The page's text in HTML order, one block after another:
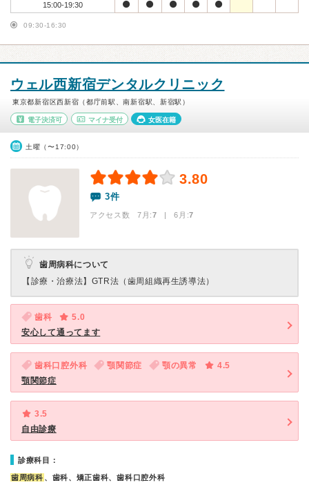
15:00-19:30
09:30-16:30
ウェル西新宿デンタルクリニック
東京都新宿区西新宿（都庁前駅、南新宿駅、新宿駅）
電子決済可 マイナ受付 女医在籍
土曜（〜17:00）
3.80
3件
アクセス数 7月:7 | 6月:7
歯周病科について
【診療・治療法】 GTR法（歯周組織再生誘導法）
歯科
5.0
安心して通ってます
歯科口腔外科 顎関節症 顎の異常
4.5
顎関節症
3.5
自由診療
診療科目：
歯周病科 、歯科、矯正歯科、歯科口腔外科